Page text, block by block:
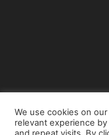
©
We use cookies on
relevant experience